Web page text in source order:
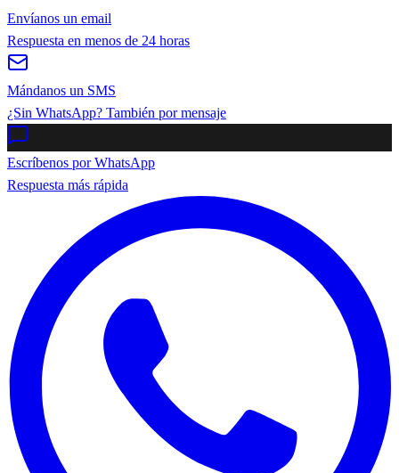
Envíanos un email
Respuesta en menos de 24 horas
Mándanos un SMS
¿Sin WhatsApp? También por mensaje
Escríbenos por WhatsApp
Respuesta más rápida